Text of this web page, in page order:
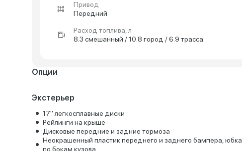
Привод
Передний
Расход топлива, л
8.3 смешанный / 10.8 город / 6.9 трасса
Опции
Экстерьер
17" легкосплавные диски
Рейлинги на крыше
Дисковые передние и задние тормоза
Неокрашенный пластик переднего и заднего бампера, юбка
по бокам кузова